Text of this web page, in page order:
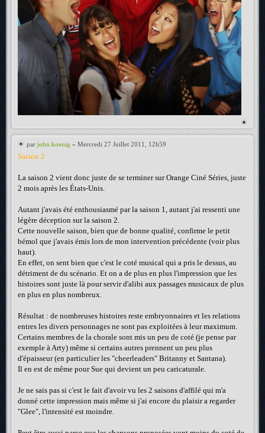
par john.koenig » Mercredi 27 Juillet 2011, 12h59
Saison 2
La saison 2 vient donc juste de se terminer sur Orange Ciné Séries, juste
2 mois après les États-Unis.
Autant j'avais été enthousiasmé par la saison 1, autant j'ai ressenti une
légère déception sur la saison 2.
Cette nouvelle saison, bien que de bonne qualité, confirme le petit
bémol que j'avais émis lors de mon intervention précédente (voir plus
haut).
En effet, on sent bien que c'est le coté musical qui a pris le dessus, au
détriment de du scénario. Et on a de plus en plus l'impression que les
histoires sont juste là pour servir d'alibi aux passages musicaux de plus
en plus en plus nombreux.
Résultat : de nombreuses histoires reste embryonnaires et les relations
entres les divers personnages ne sont pas exploitées à leur maximum.
Certains membres de la chorale sont mis un peu de coté (je pense par
exemple à Arty) même si certains autres prennent un peu plus
d'épaisseur (en particulier les "cheerleaders" Britanny et Santana).
Il en est de même pour Sue qui devient un peu caricaturale.
Je ne sais pas si c'est le fait d'avoir vu les 2 saisons d'affilé qui m'a
donné cette impression mais même si j'ai encore du plaisir a regarder
"Glee", l'intensité est moindre.